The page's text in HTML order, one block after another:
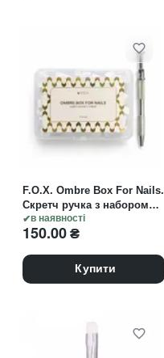
в наявності
F.O.X. Ombre Box For Nails.
Скретч ручка з набором
губок
150.00₴
Купити